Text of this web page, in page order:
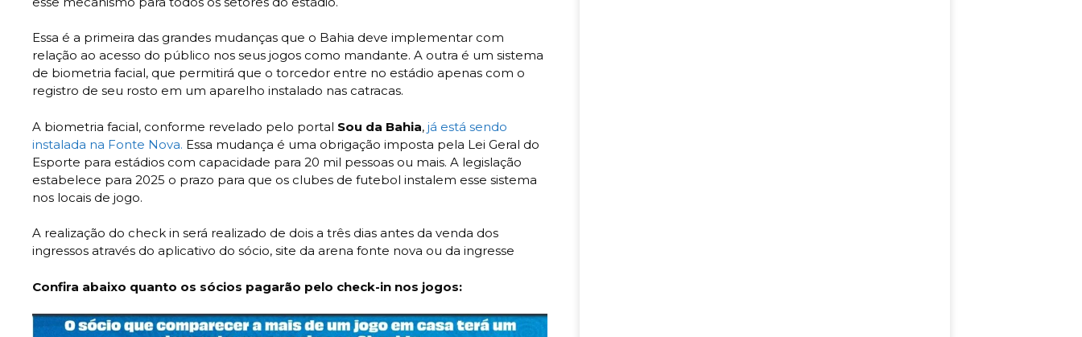
Essa é a primeira das grandes mudanças que o Bahia deve implementar com
relação ao acesso do público nos seus jogos como mandante. A outra é um sistema
de biometria facial, que permitirá que o torcedor entre no estádio apenas com o
registro de seu rosto em um aparelho instalado nas catracas.
A biometria facial, conforme revelado pelo portal Sou da Bahia, já está sendo
instalada na Fonte Nova. Essa mudança é uma obrigação imposta pela Lei Geral do
Esporte para estádios com capacidade para 20 mil pessoas ou mais. A legislação
estabelece para 2025 o prazo para que os clubes de futebol instalem esse sistema
nos locais de jogo.
A realização do check in será realizado de dois a três dias antes da venda dos
ingressos através do aplicativo do sócio, site da arena fonte nova ou da ingresse
Confira abaixo quanto os sócios pagarão pelo check-in nos jogos: